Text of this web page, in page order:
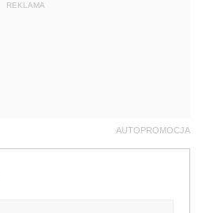
REKLAMA
AUTOPROMOCJA